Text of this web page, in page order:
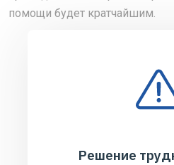
помощи будет кратчайшим.
Решение